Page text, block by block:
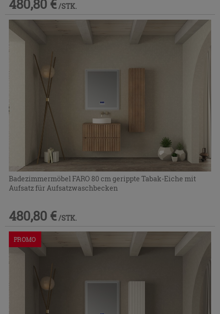
480,80 € /STK.
Badezimmermöbel FARO 80 cm gerippte Tabak-Eiche mit
Aufsatz für Aufsatzwaschbecken
480,80 € /STK.
PROMO